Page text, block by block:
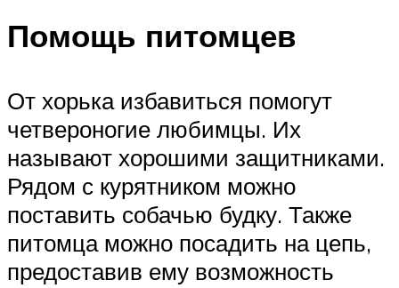
Помощь питомцев
От хорька избавиться помогут
четвероногие любимцы. Их
называют хорошими защитниками.
Рядом с курятником можно
поставить собачью будку. Также
питомца можно посадить на цепь,
предоставив ему возможность